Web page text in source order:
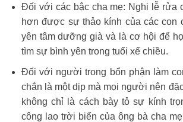
Đối với các bậc cha mẹ: Nghi lễ rửa
hơn được sự thảo kính của các con
yên tâm dưỡng già và là cơ hội để
tìm sự bình yên trong tuổi xế chiều.
Đối với người trong bổn phận làm
chắn là một dịp mà mọi người nên
không chỉ là cách bày tỏ sự kính
công lao trời biển của ông bà cha